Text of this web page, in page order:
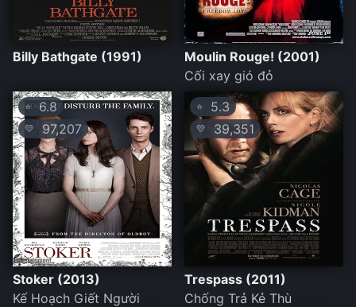
Billy Bathgate (1991)
Moulin Rouge! (2001)
Cối xay gió đỏ
⭐6.8
💛 97,207
Stoker (2013)
Kế Hoạch Giết Người
⭐ 5.3
💛 39,351
Trespass (2011)
Chống Trả Kẻ Thù